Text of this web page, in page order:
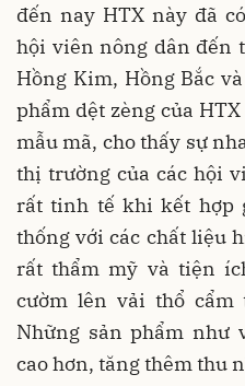
đến nay HTX này đã
hội viên nông dân đến
Hồng Kim, Hồng Bắc
phẩm dệt zèng của
mẫu mã, cho thấy sự
thị trường của các hội
rất tinh tế khi kết hợp
thống với các chất liệu
rất thẩm mỹ và tiện
cườm lên vải thổ cẩm
Những sản phẩm như
cao hơn, tăng thêm thu